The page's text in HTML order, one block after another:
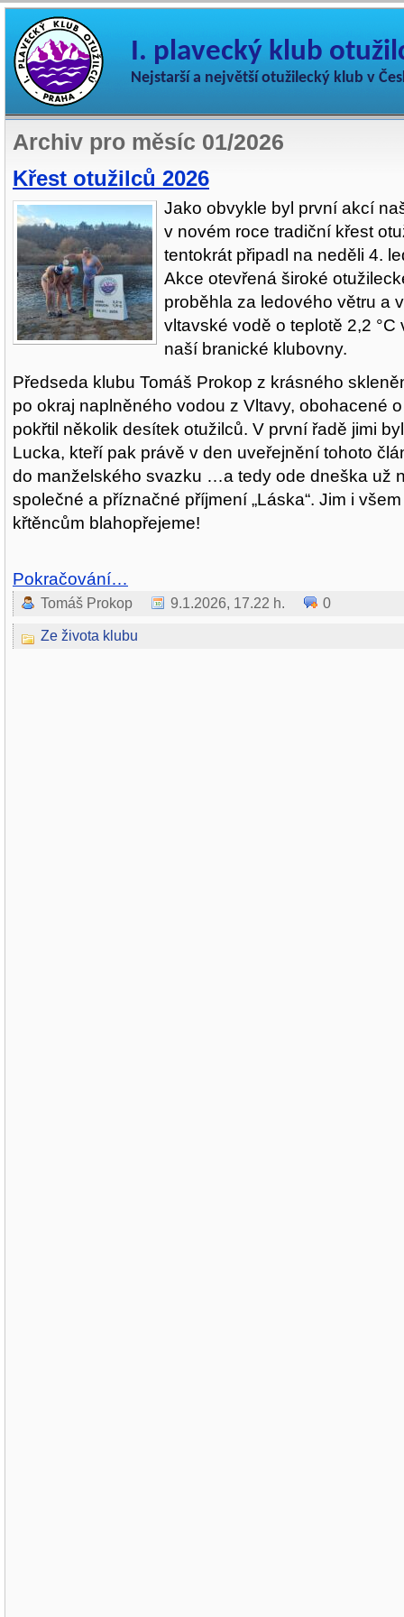
I. plavecký klub
Nejstarší a největší otužilecký klub v
Archiv pro měsíc 01/2026
Křest otužilců 2026
Jako obvykle byl první akcí
v novém roce tradiční křest
tentokrát připadl na neděli 4.
Akce otevřená široké
proběhla za ledového větru a
vltavské vodě o teplotě 2,2 °C
naší branické klubovny.
Předseda klubu Tomáš Prokop z krásného
po okraj naplněného vodou z Vltavy, obohacené
pokřtil několik desítek otužilců. V první řadě jimi
Lucka, kteří pak právě v den uveřejnění tohoto
do manželského svazku …a tedy ode dneška už
společné a příznačné příjmení „Láska“. Jim i
křtěncům blahopřejeme!
Pokračování…
Tomáš Prokop 9.1.2026, 17.22 h. 0
Ze života klubu